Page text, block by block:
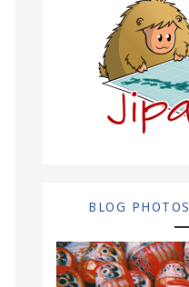
BLOG